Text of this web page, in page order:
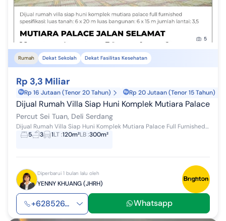
5
Rumah Dekat Sekolah Dekat Fasilitas Kesehatan
Rp 3,3 Miliar
Rp 16 Jutaan (Tenor 20 Tahun) Rp 20 Jutaan (Tenor 15 Tahun)
Dijual Rumah Villa Siap Huni Komplek Mutiara Palace
Percut Sei Tuan, Deli Serdang
Dijual Rumah Villa Siap Huni Komplek Mutiara Palace Full Furnished Spesifikasi: Luas Tanah: 6 x 20 m Luas Bangunan: 6 x 15 m Jumlah Lantai: 3,5 t...
5
3 1LT:120m²LB:300m²
Diperbarui 1 bulan lalu oleh
YENNY KHUANG (JHRH)
+628526... Whatsapp